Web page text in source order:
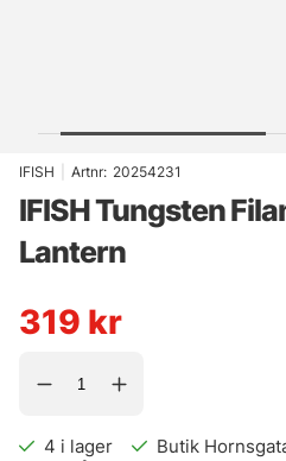
IFISH Artnr: 20254231
IFISH Tungsten
Lantern
319 kr
4 i lager
Butik